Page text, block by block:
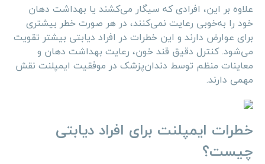
علاوه بر این، افرادی که سیگار می‌کشند یا بهداشت دهان
خود را به‌خوبی رعایت نمی‌کنند، در هر صورت خطر بیشتری
برای عوارض دارند و این خطرات در افراد دیابتی بیشتر تقویت
می‌شود. کنترل دقیق قند خون، رعایت بهداشت دهان و
معاینات منظم توسط دندان‌پزشک در موفقیت ایمپلنت نقش
مهمی دارند.
خطرات ایمپلنت برای افراد دیابتی
چیست؟